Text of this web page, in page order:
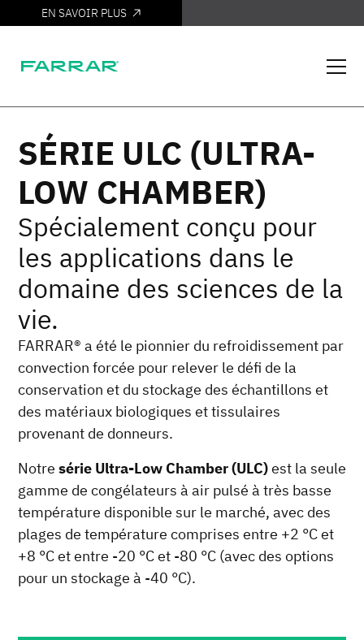
LE VOILÀ
EN SAVOIR PLUS
SÉRIE ULC (ULTRA-
LOW CHAMBER)
Spécialement conçu pour
les applications dans le
domaine des sciences de la
vie.
FARRAR® a été le pionnier du refroidissement par
convection forcée pour relever le défi de la
conservation et du stockage des échantillons et
des matériaux biologiques et tissulaires
provenant de donneurs.
Notre série Ultra-Low Chamber (ULC)est la seule
gamme de congélateurs à air pulsé à très basse
température disponible sur le marché, avec des
plages de température comprises entre +2 °C et
+8 °C et entre -20 °C et -80 °C (avec des options
pour un stockage à -40 °C).